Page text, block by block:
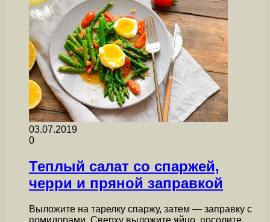
03.07.2019
0
Теплый салат со спаржей,
черри и пряной заправкой
Выложите на тарелку спаржу, затем — заправку с
помидорами. Сверху выложите яйцо, посолите,